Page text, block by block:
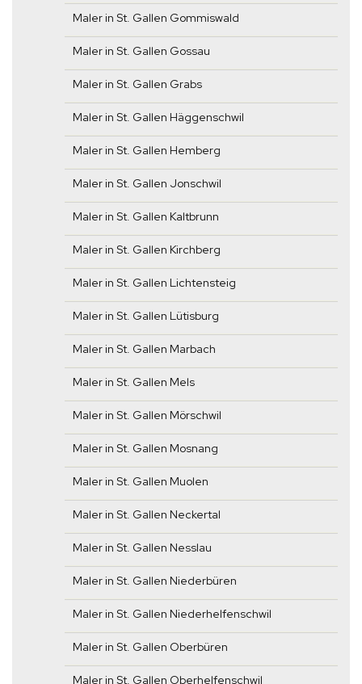
Maler in St. Gallen Gommiswald
Maler in St. Gallen Gossau
Maler in St. Gallen Grabs
Maler in St. Gallen Häggenschwil
Maler in St. Gallen Hemberg
Maler in St. Gallen Jonschwil
Maler in St. Gallen Kaltbrunn
Maler in St. Gallen Kirchberg
Maler in St. Gallen Lichtensteig
Maler in St. Gallen Lütisburg
Maler in St. Gallen Marbach
Maler in St. Gallen Mels
Maler in St. Gallen Mörschwil
Maler in St. Gallen Mosnang
Maler in St. Gallen Muolen
Maler in St. Gallen Neckertal
Maler in St. Gallen Nesslau
Maler in St. Gallen Niederbüren
Maler in St. Gallen Niederhelfenschwil
Maler in St. Gallen Oberbüren
Maler in St. Gallen Oberhelfenschwil